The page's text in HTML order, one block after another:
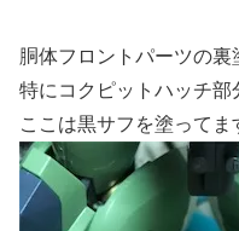
胴体フロントパーツの裏
特にコクピットハッチ部
ここは黒サフを塗ってま